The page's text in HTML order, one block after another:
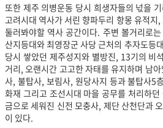
또한 제주 의병운동 당시 희생자들의 넋을
고려시대 역사가 서린 향파두리 항몽 유적지
둘러봐야할 역사 공간이다. 주변 볼거리로
산지등대와 최영장군 사당 근처의 추자도등
당시 쌓았던 제주성지와 별방진, 13기의 비
거리, 오랜시간 고고한 자태를 유지하며 남
사, 불탑사, 보림사, 원당사지 등과 불탑사5
화재 그리고 조선시대 마을 공무를 처리하
금으로 세워진 신전 모충사, 제단 산천단과
이 있다.